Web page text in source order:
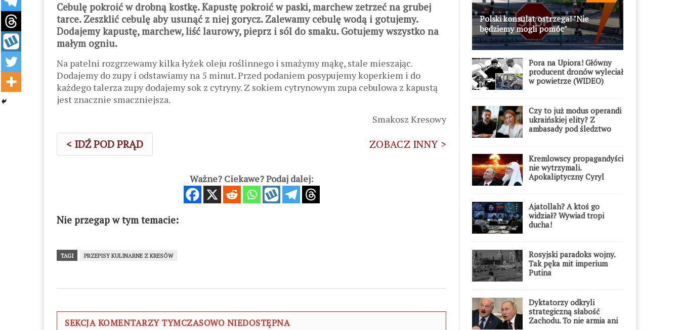
Cebulę pokroić w drobną kostkę. Kapustę pokroić w paski, marchew zetrzeć na grubej
tarce. Zeszklić cebulę aby usunąć z niej gorycz. Zalewamy cebulę wodą i gotujemy.
Dodajemy kapustę, marchew, liść laurowy, pieprz i sól do smaku. Gotujemy wszystko na
małym ogniu.
Na patelni rozgrzewamy kilka łyżek oleju roślinnego i smażymy mąkę, stale mieszając.
Dodajemy do zupy i odstawiamy na 5 minut. Przed podaniem posypujemy koperkiem i do
każdego talerza zupy dodajemy sok z cytryny. Z sokiem cytrynowym zupa cebulowa z kapustą
jest znacznie smaczniejsza.
Smakosz Kresowy
< IDŹ POD PRĄD ZOBACZ INNY >
Ważne? Ciekawe? Podaj dalej:
Nie przegap w tym temacie:
TAGI PRZEPISY KULINARNE Z KRESÓW
SEKCJA KOMENTARZY TYMCZASOWO NIEDOSTĘPNA
Polski konsulat ostrzega! "Nie
będziemy mogli pomóc"
Pora na Upiora! Główny
producent dronów wyleciał
w powietrze (WIDEO)
Czy to już modus operandi
ukraińskiej elity? Z
ambasady pod śledztwo
Kremlowscy propagandyści
nie wytrzymali.
Apokaliptyczny Cyryl
Ajatollah? A ktoś go
widział? Wywiad tropi
ducha!
Rosyjski paradoks wojny.
Tak pęka mit imperium
Putina
Dyktatorzy odkryli
strategiczną słabość
Zachodu. To nie armia ani